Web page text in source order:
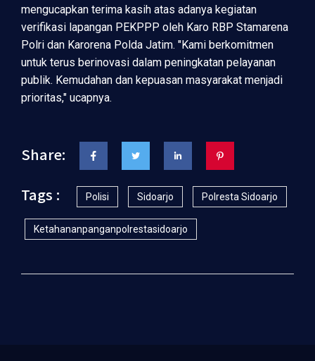
mengucapkan terima kasih atas adanya kegiatan
verifikasi lapangan PEKPPP oleh Karo RBP Stamarena
Polri dan Karorena Polda Jatim. "Kami berkomitmen
untuk terus berinovasi dalam peningkatan pelayanan
publik. Kemudahan dan kepuasan masyarakat menjadi
prioritas," ucapnya.
Share:
Tags :
Polisi Sidoarjo Polresta Sidoarjo
Ketahananpanganpolrestasidoarjo